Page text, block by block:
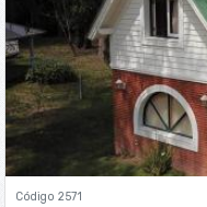
Código 2571